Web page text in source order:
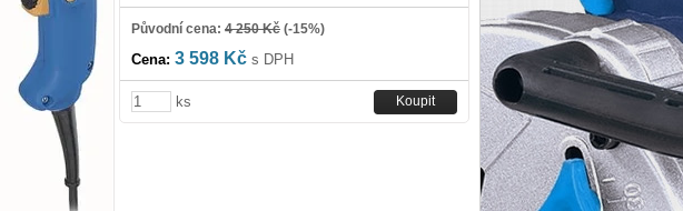
Původní cena: 4 250 Kč (-15%)
Cena: 3 598 Kč s DPH
ks